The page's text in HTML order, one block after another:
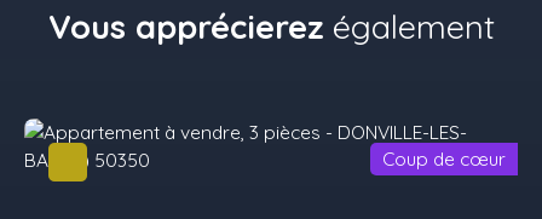
Vous apprécierez également
Coup de cœur